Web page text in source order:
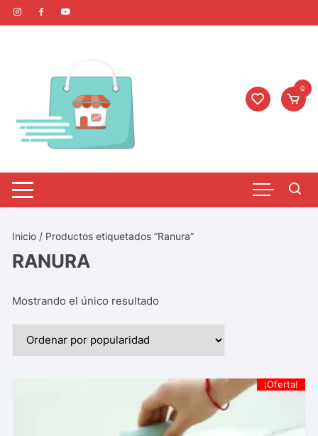
0
Inicio / Productos etiquetados “Ranura”
RANURA
Mostrando el único resultado
¡Oferta!